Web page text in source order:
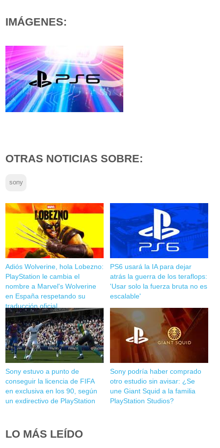
IMÁGENES:
OTRAS NOTICIAS SOBRE:
sony
Adiós Wolverine, hola Lobezno:
PlayStation le cambia el
nombre a Marvel's Wolverine
en España respetando su
traducción oficial
PS6 usará la IA para dejar
atrás la guerra de los teraflops:
'Usar solo la fuerza bruta no es
escalable'
Sony estuvo a punto de
conseguir la licencia de FIFA
en exclusiva en los 90, según
un exdirectivo de PlayStation
Sony podría haber comprado
otro estudio sin avisar: ¿Se
une Giant Squid a la familia
PlayStation Studios?
LO MÁS LEÍDO